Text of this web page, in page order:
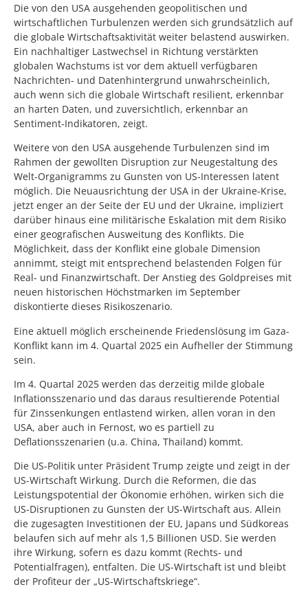
Die von den USA ausgehenden geopolitischen und
wirtschaftlichen Turbulenzen werden sich grundsätzlich auf
die globale Wirtschaftsaktivität weiter belastend auswirken.
Ein nachhaltiger Lastwechsel in Richtung verstärkten
globalen Wachstums ist vor dem aktuell verfügbaren
Nachrichten- und Datenhintergrund unwahrscheinlich,
auch wenn sich die globale Wirtschaft resilient, erkennbar
an harten Daten, und zuversichtlich, erkennbar an
Sentiment-Indikatoren, zeigt.
Weitere von den USA ausgehende Turbulenzen sind im
Rahmen der gewollten Disruption zur Neugestaltung des
Welt-Organigramms zu Gunsten von US-Interessen latent
möglich. Die Neuausrichtung der USA in der Ukraine-Krise,
jetzt enger an der Seite der EU und der Ukraine, impliziert
darüber hinaus eine militärische Eskalation mit dem Risiko
einer geografischen Ausweitung des Konflikts. Die
Möglichkeit, dass der Konflikt eine globale Dimension
annimmt, steigt mit entsprechend belastenden Folgen für
Real- und Finanzwirtschaft. Der Anstieg des Goldpreises mit
neuen historischen Höchstmarken im September
diskontierte dieses Risikoszenario.
Eine aktuell möglich erscheinende Friedenslösung im Gaza-
Konflikt kann im 4. Quartal 2025 ein Aufheller der Stimmung
sein.
Im 4. Quartal 2025 werden das derzeitig milde globale
Inflationsszenario und das daraus resultierende Potential
für Zinssenkungen entlastend wirken, allen voran in den
USA, aber auch in Fernost, wo es partiell zu
Deflationsszenarien (u.a. China, Thailand) kommt.
Die US-Politik unter Präsident Trump zeigte und zeigt in der
US-Wirtschaft Wirkung. Durch die Reformen, die das
Leistungspotential der Ökonomie erhöhen, wirken sich die
US-Disruptionen zu Gunsten der US-Wirtschaft aus. Allein
die zugesagten Investitionen der EU, Japans und Südkoreas
belaufen sich auf mehr als 1,5 Billionen USD. Sie werden
ihre Wirkung, sofern es dazu kommt (Rechts- und
Potentialfragen), entfalten. Die US-Wirtschaft ist und bleibt
der Profiteur der „US-Wirtschaftskriege“.